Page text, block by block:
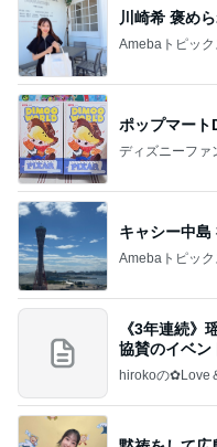
ポップマー
ディズニーファ
キャシー中島
Amebaトピック
《3年連続》
協賛のイベ
すぎ
hirokoの✿Love
黙祷をして広